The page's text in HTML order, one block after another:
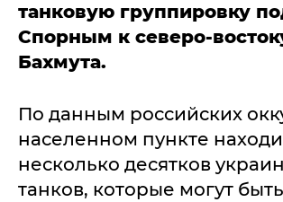
танковую группировку
Спорным к северо-
Бахмута.
По данным российских
населенном пункте
несколько десятков
танков, которые могут